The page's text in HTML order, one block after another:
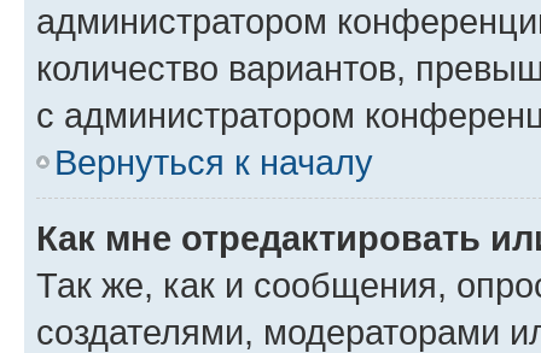
администратором
количество вариантов,
с администратором
Вернуться к началу
Как мне отредактировать
Так же, как и сообщения,
создателями, модераторами